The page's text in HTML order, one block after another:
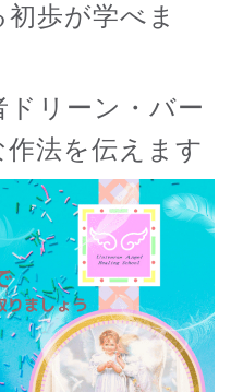
歩が学べま
リーン・バー
法を伝えます